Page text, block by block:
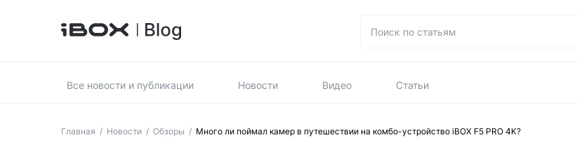
Все новости и публикации Новости Видео Статьи
Главная / Новости / Обзоры / Много ли поймал камер в путешествии на комбо-устройство iBOX F5 PRO 4K?